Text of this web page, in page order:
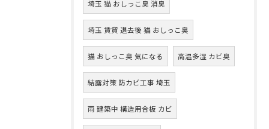
埼玉 猫 おしっこ臭 消臭
埼玉 賃貸 退去後 猫 おしっこ臭
猫 おしっこ臭 気になる 高温多湿 カビ臭
結露対策 防カビ工事 埼玉
雨 建築中 構造用合板 カビ